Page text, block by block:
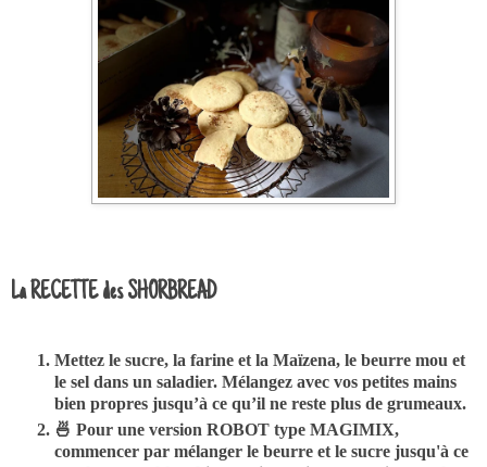
La RECETTE des SHORBREAD
Mettez le sucre, la farine et la Maïzena, le beurre mou et
le sel dans un saladier. Mélangez avec vos petites mains
bien propres jusqu’à ce qu’il ne reste plus de grumeaux.
🍜 Pour une version ROBOT type MAGIMIX,
commencer par mélanger le beurre et le sucre jusqu'à ce